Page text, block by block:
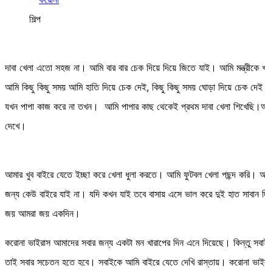
শিল্প
দাবা খেলা এতো সহজ না। আমি বার বার চেক দিয়ে দিয়ে জিতে যাই। আমি
আমি কিছু কিছু সময় আমি হাতি দিয়ে চেক দেই, কিছু কিছু সময় ঘোড়া দিয়ে চেক দেই।
যখন পাপা কাজ করে না তখন। আমি পাপার কাছ থেকেই প্রথম দাবা খেলা
দেখে।
আমার খুব বাইরে যেতে ইচ্ছা করে খেলা ধুলা করতে। আমি ফুটবল খেলা পছন্দ করি।
জন্য কেউ বাইরে যাই না। যদি কখন যাই তবে বাসায় এসে ভাল করে দুই হাত
জয় আমরা জয় একদিন।
করোনা ভাইরাস আমাদের সবার জন্য একটা মন খারাপের দিন এনে দিয়েছে। কিন্তু
তাই সবার সচেতন হতে হবে। সবাইকে আমি বাইরে যেতে দেখি রাস্তায়। করোনা